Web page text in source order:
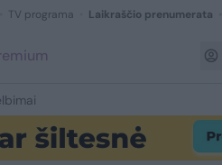
TV programa Laikraščio prenumerata